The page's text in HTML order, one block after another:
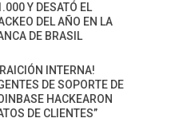
Y DESATÓ EL
DEL AÑO EN LA
DE BRASIL
INTERNA!
DE SOPORTE DE
HACKEARON
DE CLIENTES”